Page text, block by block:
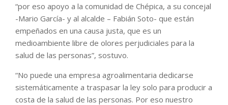
“por eso apoyo a la comunidad de Chépica, a su concejal
-Mario García- y al alcalde – Fabián Soto- que están
empeñados en una causa justa, que es un
medioambiente libre de olores perjudiciales para la
salud de las personas”, sostuvo.
“No puede una empresa agroalimentaria dedicarse
sistemáticamente a traspasar la ley solo para producir a
costa de la salud de las personas. Por eso nuestro